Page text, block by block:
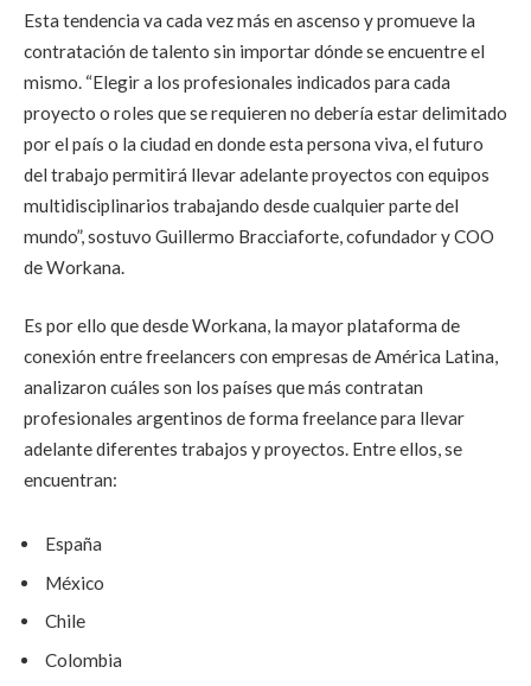
Esta tendencia va cada vez más en ascenso y promueve la
contratación de talento sin importar dónde se encuentre el
mismo. “Elegir a los profesionales indicados para cada
proyecto o roles que se requieren no debería estar delimitado
por el país o la ciudad en donde esta persona viva, el futuro
del trabajo permitirá llevar adelante proyectos con equipos
multidisciplinarios trabajando desde cualquier parte del
mundo”, sostuvo Guillermo Bracciaforte, cofundador y COO
de Workana.
Es por ello que desde Workana, la mayor plataforma de
conexión entre freelancers con empresas de América Latina,
analizaron cuáles son los países que más contratan
profesionales argentinos de forma freelance para llevar
adelante diferentes trabajos y proyectos. Entre ellos, se
encuentran:
España
México
Chile
Colombia